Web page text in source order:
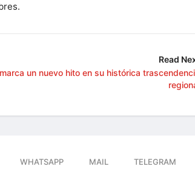
Read
un nuevo hito en su histórica
WHATSAPP MAIL TELEGRAM